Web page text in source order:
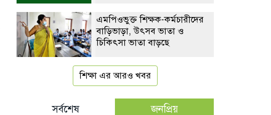
এমপিওভুক্ত শিক্ষক-কর্মচারীদের
বাড়িভাড়া, উৎসব ভাতা ও
চিকিৎসা ভাতা বাড়ছে
শিক্ষা এর আরও খবর
সর্বশেষ জনপ্রিয়